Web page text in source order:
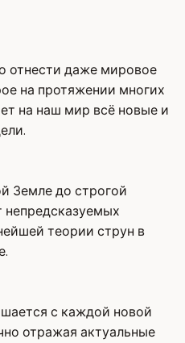
отнести даже мировое
на протяжении многих
на наш мир всё новые и
Земле до строгой
непредсказуемых
теории струн в
с каждой новой
отражая актуальные